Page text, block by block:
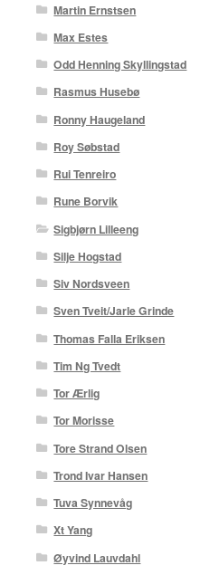
Martin Ernstsen
Max Estes
Odd Henning Skyllingstad
Rasmus Husebø
Ronny Haugeland
Roy Søbstad
Rui Tenreiro
Rune Borvik
Sigbjørn Lilleeng
Silje Hogstad
Siv Nordsveen
Sven Tveit/Jarle Grinde
Thomas Falla Eriksen
Tim Ng Tvedt
Tor Ærlig
Tor Morisse
Tore Strand Olsen
Trond Ivar Hansen
Tuva Synnevåg
Xt Yang
Øyvind Lauvdahl